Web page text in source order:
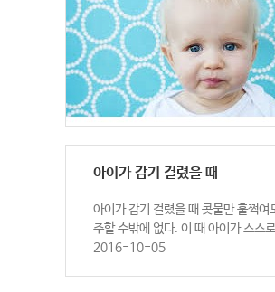
아이가 감기 걸렸을 때
아이가 감기 걸렸을 때 콧물만 훌쩍
주할 수밖에 없다. 이 때 아이가 스스
2016-10-05